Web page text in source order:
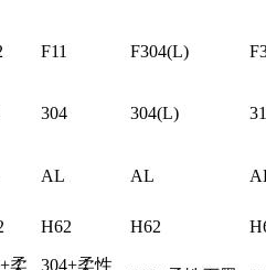
F11 F304(L)
304 304(L)
AL AL
H62 H62
柔
304+柔性